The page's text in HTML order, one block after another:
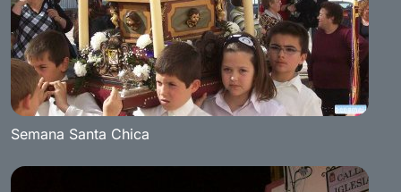
Semana Santa Chica